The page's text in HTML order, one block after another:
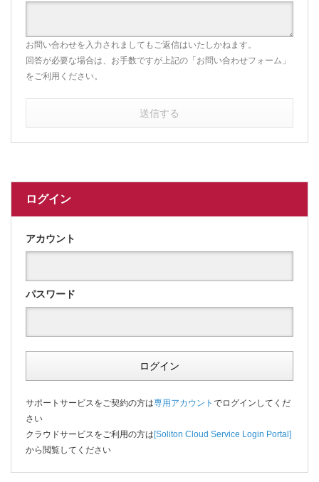
お問い合わせを入力されましてもご返信はいたしかねます。
回答が必要な場合は、お手数ですが上記の「お問い合わせフォーム」
をご利用ください。
送信する
ログイン
アカウント
パスワード
ログイン
サポートサービスをご契約の方は専用アカウント でログインしてくだ
さい
クラウドサービスをご利用の方は[Soliton Cloud Service Login Portal]
から閲覧してください